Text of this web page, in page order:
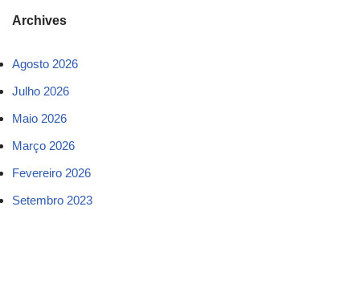
Archives
Agosto 2026
Julho 2026
Maio 2026
Março 2026
Fevereiro 2026
Setembro 2023